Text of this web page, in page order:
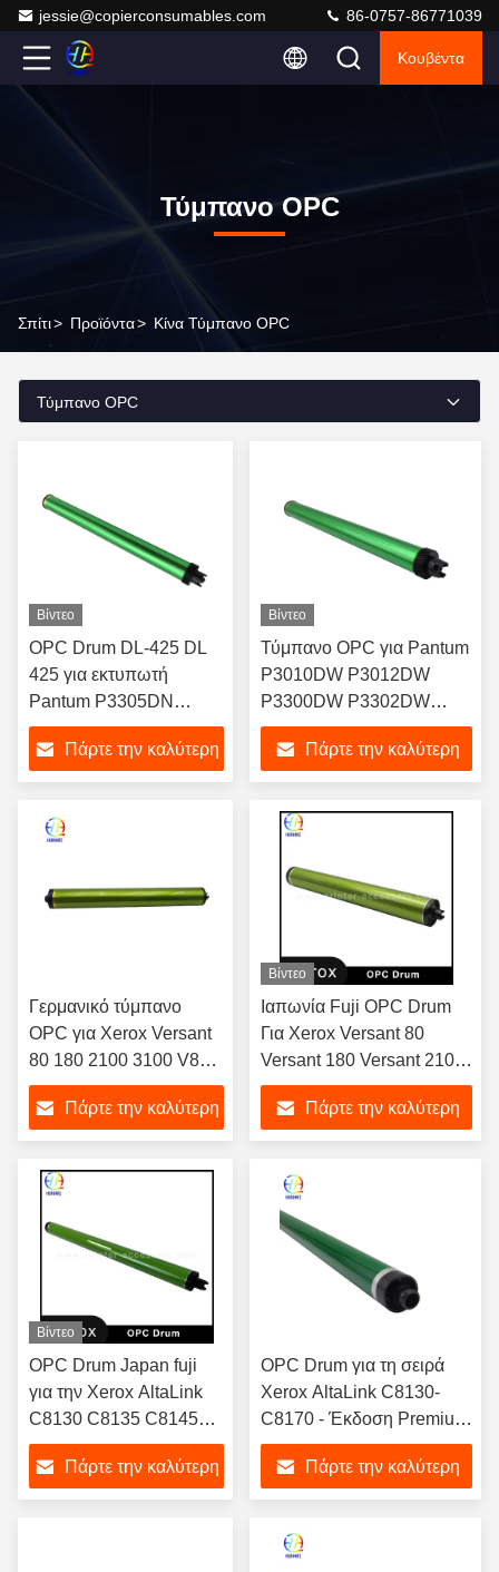
jessie@copierconsumables.com 86-0757-86771039
Κουβέντα
Τύμπανο OPC
Σπίτι> Προϊόντα> Κίνα Τύμπανο OPC
Τύμπανο OPC
Βίντεο
OPC Drum DL-425 DL
425 για εκτυπωτή
Pantum P3305DN
P3305DW M7105DN
M7105DW
Πάρτε την καλύτερη
Βίντεο
Τύμπανο OPC για Pantum
P3010DW P3012DW
P3300DW P3302DW
M6702DW M7100DW
M7100DW M7102DW
Τυπογράφος DL-410 DL
410
Πάρτε την καλύτερη
Γερμανικό τύμπανο
OPC για Xerox Versant
80 180 2100 3100 V80
V2100 V3100
Πάρτε την καλύτερη
Βίντεο
Ιαπωνία Fuji OPC Drum
Για Xerox Versant 80
Versant 180 Versant 2100
Versant 3100 V80 V180
V2100 V3100 Αντιγράφων
OPC
Πάρτε την καλύτερη
Βίντεο
OPC Drum Japan fuji
για την Xerox AltaLink
C8130 C8135 C8145
C8155 C8170
Πάρτε την καλύτερη
OPC Drum για τη σειρά
Xerox AltaLink C8130-
C8170 - Έκδοση Premium
Long Life
Πάρτε την καλύτερη